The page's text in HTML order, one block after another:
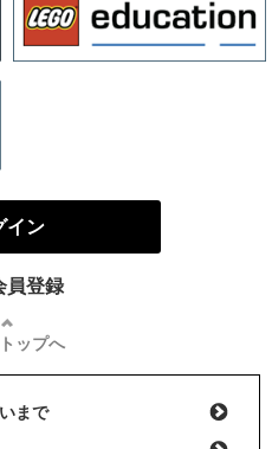
イン
員登録
ップへ
まで